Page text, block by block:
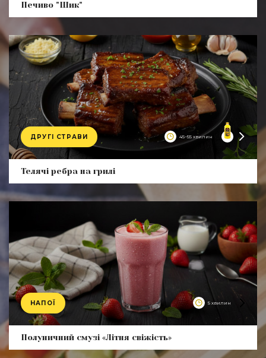
Печиво "Шик"
ДРУГІ СТРАВИ 45–55 хвилин
Product
Телячі ребра на грилі
НАПОЇ 5 хвилин
Product
Полуничний смузі «Літня свіжість»